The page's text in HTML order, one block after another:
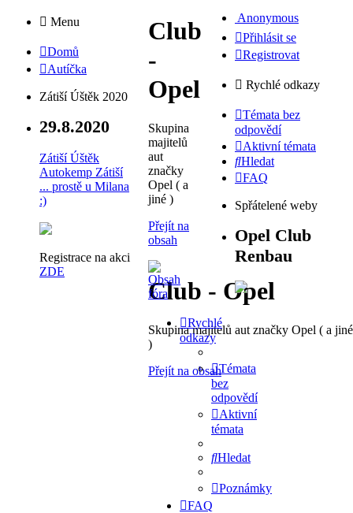
Menu
Domů
Autíčka
Zátiší Úštěk 2020
29.8.2020
Zátiší Úštěk
Autokemp Zátiší
... prostě u Milana
:)
Registrace na akci
ZDE
Club
-
Opel
Skupina
majitelů
aut
značky
Opel ( a
jiné )
Přejít na
obsah
Club - Opel
Skupina majitelů aut značky Opel ( a jiné
)
Přejít na obsah
Rychlé
odkazy
Témata
bez
odpovědí
Aktivní
témata
Hledat
Poznámky
FAQ
Anonymous
Přihlásit se
Registrovat
Rychlé odkazy
Témata bez
odpovědí
Aktivní témata
Hledat
FAQ
Spřátelené weby
Opel Club
Renbau